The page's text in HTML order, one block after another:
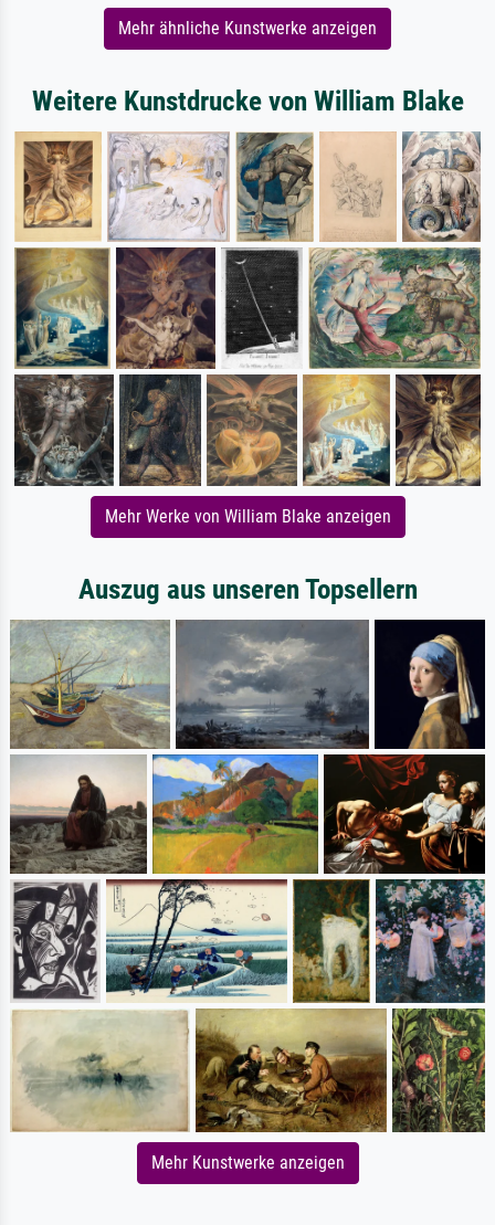
Mehr ähnliche Kunstwerke anzeigen
Weitere Kunstdrucke von William Blake
Mehr Werke von William Blake anzeigen
Auszug aus unseren Topsellern
Mehr Kunstwerke anzeigen